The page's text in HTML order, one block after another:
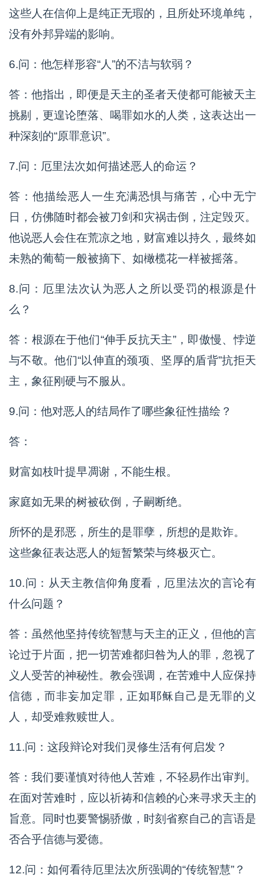
这些人在信仰上是纯正无瑕的，且所处环境单纯，
没有外邦异端的影响。
6.问：他怎样形容“人”的不洁与软弱？
答：他指出，即便是天主的圣者天使都可能被天主
挑剔，更遑论堕落、喝罪如水的人类，这表达出一
种深刻的“原罪意识”。
7.问：厄里法次如何描述恶人的命运？
答：他描绘恶人一生充满恐惧与痛苦，心中无宁
日，仿佛随时都会被刀剑和灾祸击倒，注定毁灭。
他说恶人会住在荒凉之地，财富难以持久，最终如
未熟的葡萄一般被摘下、如橄榄花一样被摇落。
8.问：厄里法次认为恶人之所以受罚的根源是什
么？
答：根源在于他们“伸手反抗天主”，即傲慢、悖逆
与不敬。他们“以伸直的颈项、坚厚的盾背”抗拒天
主，象征刚硬与不服从。
9.问：他对恶人的结局作了哪些象征性描绘？
答：
财富如枝叶提早凋谢，不能生根。
家庭如无果的树被砍倒，子嗣断绝。
所怀的是邪恶，所生的是罪孽，所想的是欺诈。
这些象征表达恶人的短暂繁荣与终极灭亡。
10.问：从天主教信仰角度看，厄里法次的言论有
什么问题？
答：虽然他坚持传统智慧与天主的正义，但他的言
论过于片面，把一切苦难都归咎为人的罪，忽视了
义人受苦的神秘性。教会强调，在苦难中人应保持
信德，而非妄加定罪，正如耶稣自己是无罪的义
人，却受难救赎世人。
11.问：这段辩论对我们灵修生活有何启发？
答：我们要谨慎对待他人苦难，不轻易作出审判。
在面对苦难时，应以祈祷和信赖的心来寻求天主的
旨意。同时也要警惕骄傲，时刻省察自己的言语是
否合乎信德与爱德。
12.问：如何看待厄里法次所强调的“传统智慧”？